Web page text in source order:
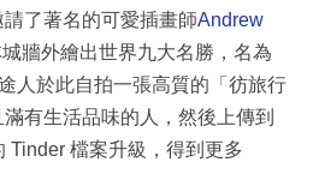
了著名的可愛插畫師Andrew
牆外繪出世界九大名勝，名為
人於此自拍一張高質的「彷旅行
有生活品味的人，然後上傳到
Tinder 檔案升級，得到更多